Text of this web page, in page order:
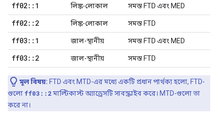
ff02:: 1 লিঙ্ক-লোকাল সমস্ত FTD এবং MED
ff02:: 2 লিঙ্ক-লোকাল সমস্ত FTD
ff03:: 1 জাল-স্থানীয় সমস্ত FTD এবং MED
ff03:: 2 জাল-স্থানীয় সমস্ত FTD
মূল বিষয়: FTD এবং MTD-এর মধ্যে একটি প্রধান পার্থক্য হলো, FTD-
গুলো ff03::2মাল্টিকাস্ট অ্যাড্রেসটি সাবস্ক্রাইব করে। MTD-গুলো তা
করে না।